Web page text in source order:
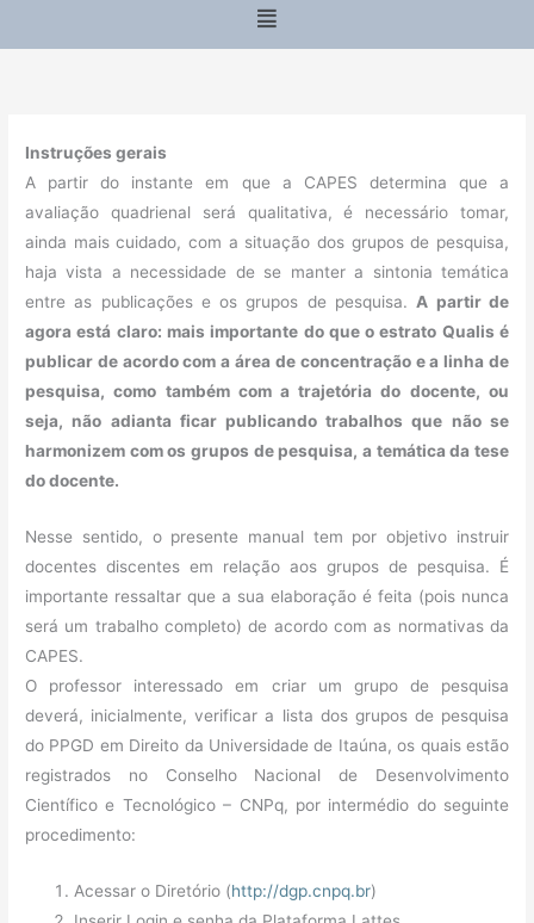
Menu
Instruções gerais
A partir do instante em que a CAPES determina que a
avaliação quadrienal será qualitativa, é necessário tomar,
ainda mais cuidado, com a situação dos grupos de pesquisa,
haja vista a necessidade de se manter a sintonia temática
entre as publicações e os grupos de pesquisa.A partir de
agora está claro: mais importante do que o estrato Qualis é
publicar de acordo com a área de concentração e a linha de
pesquisa, como também com a trajetória do docente, ou
seja, não adianta ficar publicando trabalhos que não se
harmonizem com os grupos de pesquisa, a temática da tese
do docente.
Nesse sentido, o presente manual tem por objetivo instruir
docentes discentes em relação aos grupos de pesquisa. É
importante ressaltar que a sua elaboração é feita (pois nunca
será um trabalho completo) de acordo com as normativas da
CAPES.
O professor interessado em criar um grupo de pesquisa
deverá, inicialmente, verificar a lista dos grupos de pesquisa
do PPGD em Direito da Universidade de Itaúna, os quais estão
registrados no Conselho Nacional de Desenvolvimento
Científico e Tecnológico – CNPq, por intermédio do seguinte
procedimento:
Acessar o Diretório (http://dgp.cnpq.br)